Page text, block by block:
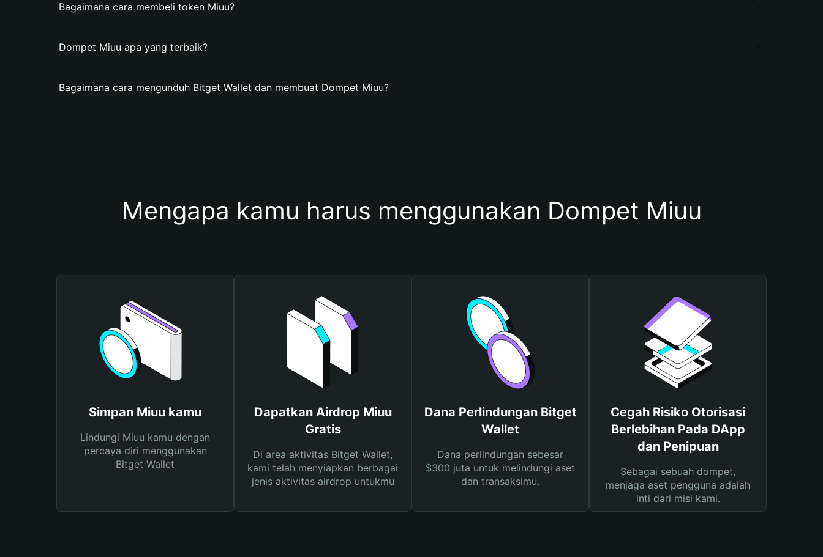
Bagaimana cara membeli token Miuu?
Dompet Miuu apa yang terbaik?
Bagaimana cara mengunduh Bitget Wallet dan membuat Dompet Miuu?
Mengapa kamu harus menggunakan Dompet Miuu
Simpan Miuu kamu
Lindungi Miuu kamu dengan
percaya diri menggunakan
Bitget Wallet
Dapatkan Airdrop Miuu
Gratis
Di area aktivitas Bitget Wallet,
kami telah menyiapkan berbagai
jenis aktivitas airdrop untukmu
Dana Perlindungan Bitget
Wallet
Dana perlindungan sebesar
$300 juta untuk melindungi aset
dan transaksimu.
Cegah Risiko Otorisasi
Berlebihan Pada DApp
dan Penipuan
Sebagai sebuah dompet,
menjaga aset pengguna adalah
inti dari misi kami.